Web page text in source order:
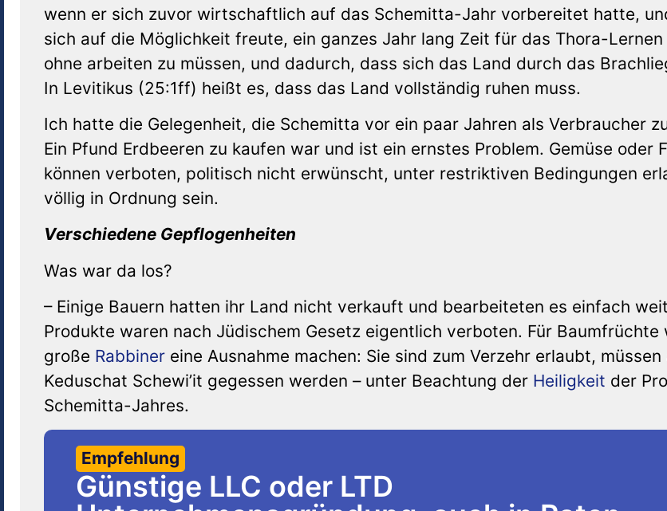
wenn er sich zuvor wirtschaftlich auf das Schemitta-Jahr vorbereitet hatte,
sich auf die Möglichkeit freute, ein ganzes Jahr lang Zeit für das Thora-Lernen
ohne arbeiten zu müssen, und dadurch, dass sich das Land durch das
In Levitikus (25:1ff) heißt es, dass das Land vollständig ruhen muss.
Ich hatte die Gelegenheit, die Schemitta vor ein paar Jahren als Verbraucher
Ein Pfund Erdbeeren zu kaufen war und ist ein ernstes Problem. Gemüse oder
können verboten, politisch nicht erwünscht, unter restriktiven Bedingungen
völlig in Ordnung sein.
Verschiedene Gepflogenheiten
Was war da los?
– Einige Bauern hatten ihr Land nicht verkauft und bearbeiteten es einfach
Produkte waren nach Jüdischem Gesetz eigentlich verboten. Für Baumfrüchte
große Rabbiner eine Ausnahme machen: Sie sind zum Verzehr erlaubt,
Keduschat Schewi’it gegessen werden – unter Beachtung der Heiligkeit der
Schemitta-Jahres.
Empfehlung
Günstige LLC oder LTD